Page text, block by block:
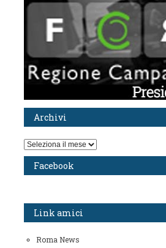
Archivi
Archivi
Facebook
Link amici
Roma News